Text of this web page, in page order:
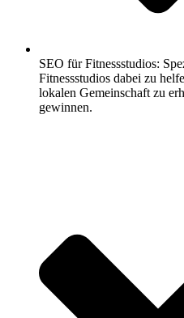
SEO für Fitnessstudios:
Fitnessstudios dabei zu
lokalen Gemeinschaft zu
gewinnen.